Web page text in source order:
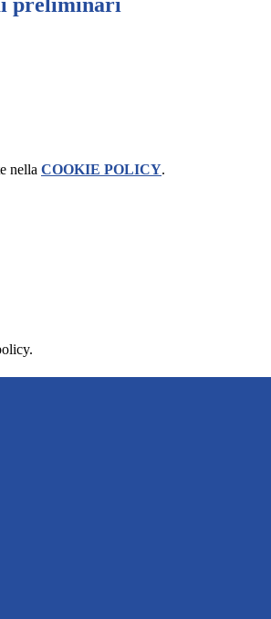
preliminari
nella COOKIE POLICY.